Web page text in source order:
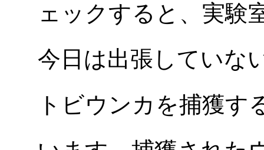
ェックすると、実験
今日は出張していな
トビウンカを捕獲す